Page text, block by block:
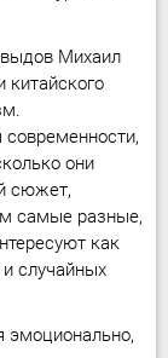
Михаил
они
сюжет,
самые разные,
как
случайных
эмоционально,